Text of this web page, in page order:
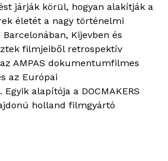
járják körül, hogyan alakítják a
életét a nagy történelmi
Kijevben és
filmjeiből retrospektív
AMPAS dokumentumfilmes
az Európai
alapítója a DOCMAKERS
holland filmgyártó